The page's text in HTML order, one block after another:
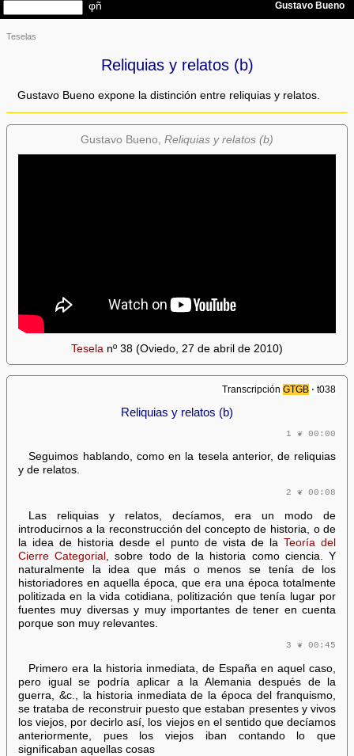
Teselas
Reliquias y relatos (b)
Gustavo Bueno expone la distinción entre reliquias y relatos.
Gustavo Bueno, Reliquias y relatos (b)
Tesela nº 38 (Oviedo, 27 de abril de 2010)
TranscripciónGTGB ⋅ t038
Reliquias y relatos (b)
1 ❦ 00:00
Seguimos hablando, como en la tesela anterior, de reliquias
y de relatos.
2 ❦ 00:08
Las reliquias y relatos, decíamos, era un modo de
introducirnos a la reconstrucción del concepto de historia, o de
la idea de historia desde el punto de vista de laTeoría del
Cierre Categorial , sobre todo de la historia como ciencia. Y
naturalmente la idea que más o menos se tenía de los
historiadores en aquella época, que era una época totalmente
politizada en la vida cotidiana, politización que tenía lugar por
fuentes muy diversas y muy importantes de tener en cuenta
porque son muy relevantes.
3 ❦ 00:45
Primero era la historia inmediata, de España en aquel caso,
pero igual se podría aplicar a la Alemania después de la
guerra, &c., la historia inmediata de la época del franquismo,
se trataba de reconstruir puesto que estaban presentes y vivos
los viejos, por decirlo así, los viejos en el sentido que decíamos
anteriormente, pues los viejos iban contando lo que
significaban aquellas cosas